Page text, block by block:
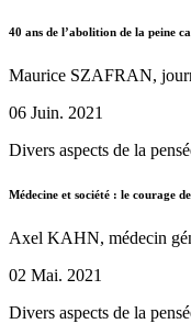
40 ans de l’abolition de la peine
Maurice SZAFRAN,
06 Juin. 2021
Divers aspects de la
Médecine et société : le courage
Axel KAHN, médecin
02 Mai. 2021
Divers aspects de la